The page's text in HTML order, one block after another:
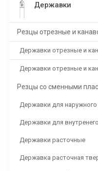
Державки
Резцы отрезные и
Державки отрезные и
Державки отрезные и
Резцы со сменными
Державки для наружного
Державки для
Державки расточные
Державка расточная